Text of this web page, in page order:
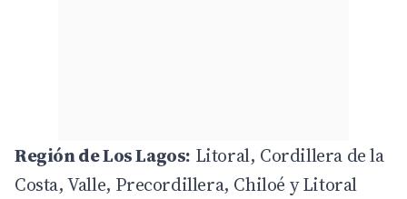
Región de Los Lagos: Litoral, Cordillera de la
Costa, Valle, Precordillera, Chiloé y Litoral